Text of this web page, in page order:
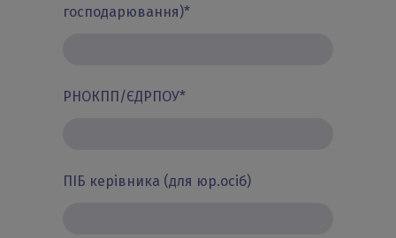
господарювання)*
РНОКПП/ЄДРПОУ*
ПІБ керівника (для юр.осіб)